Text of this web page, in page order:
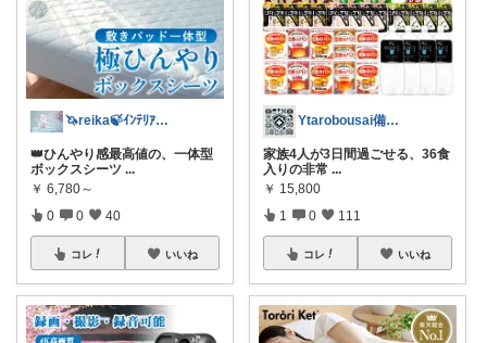
🦄reika🍃ｲﾝﾃﾘｱ🕊感謝💐
👑ひんやり感最高値の、一体型
ボックスシーツ ...
￥ 6,780～
0 0 40
コレ いいね
Ytarobousai備蓄食料、防災用品
家族4人が3日間過ごせる、36食
入りの非常 ...
￥ 15,800
1 0 111
コレ いいね